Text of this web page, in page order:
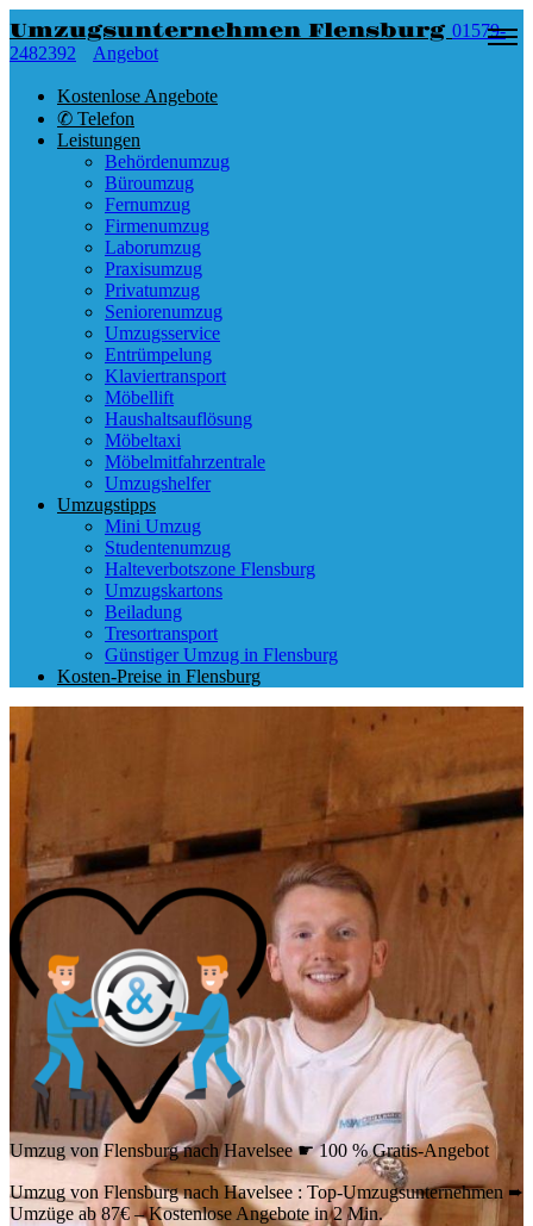
Umzugsunternehmen Flensburg 01579-
2482392
Angebot
Kostenlose Angebote
✆ Telefon
Leistungen
Behördenumzug
Büroumzug
Fernumzug
Firmenumzug
Laborumzug
Praxisumzug
Privatumzug
Seniorenumzug
Umzugsservice
Entrümpelung
Klaviertransport
Möbellift
Haushaltsauflösung
Möbeltaxi
Möbelmitfahrzentrale
Umzugshelfer
Umzugstipps
Mini Umzug
Studentenumzug
Halteverbotszone Flensburg
Umzugskartons
Beiladung
Tresortransport
Günstiger Umzug in Flensburg
Kosten-Preise in Flensburg
Umzug von Flensburg nach Havelsee ☛ 100 % Gratis-Angebot
Umzug von Flensburg nach Havelsee : Top-Umzugsunternehmen ➨
Umzüge ab 87€ – Kostenlose Angebote in 2 Min.